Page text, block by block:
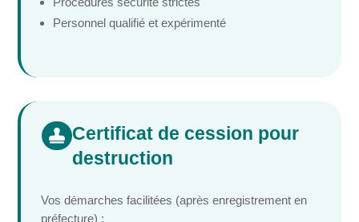
Personnel qualifié et expérimenté
 Certificat de cession pour
destruction
Vos démarches facilitées (après enregistrement en
préfecture) :